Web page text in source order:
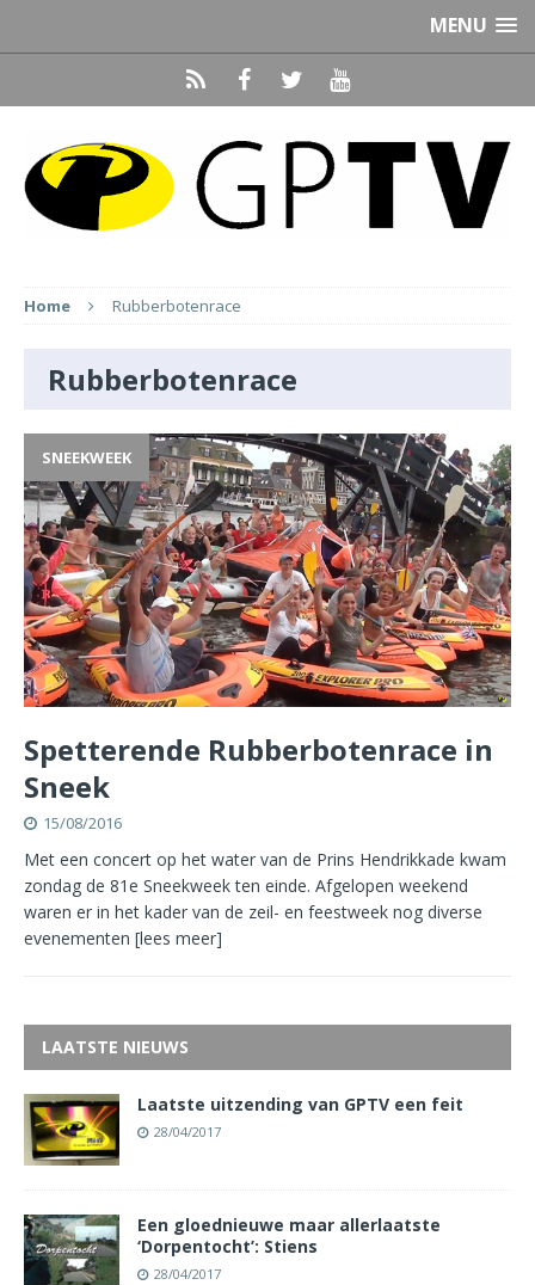
MENU
Home Rubberbotenrace
Rubberbotenrace
SNEEKWEEK
Spetterende Rubberbotenrace in
Sneek
15/08/2016
Met een concert op het water van de Prins Hendrikkade kwam
zondag de 81e Sneekweek ten einde. Afgelopen weekend
waren er in het kader van de zeil- en feestweek nog diverse
evenementen [lees meer]
LAATSTE NIEUWS
Laatste uitzending van GPTV een feit
28/04/2017
Een gloednieuwe maar allerlaatste
‘Dorpentocht’: Stiens
28/04/2017